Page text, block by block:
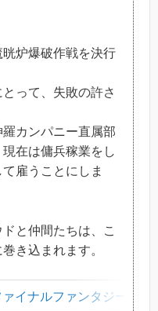
炉爆破作戦を決行
って、失敗の許さ
カンパニー直属部
在は傭兵稼業をし
雇うことにしま
と仲間たちは、こ
き込まれます。
ァイナルファンタジー7リ